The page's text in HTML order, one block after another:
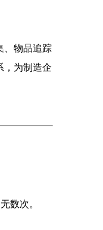
、物品追踪
，为制造企
数次。